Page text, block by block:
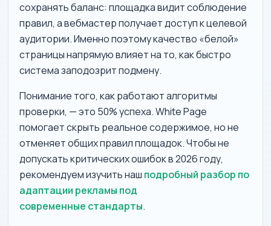
сохранять баланс: площадка видит соблюдение
правил, а вебмастер получает доступ к целевой
аудитории. Именно поэтому качество «белой»
страницы напрямую влияет на то, как быстро
система заподозрит подмену.
Понимание того, как работают алгоритмы
проверки, — это 50% успеха. White Page
помогает скрыть реальное содержимое, но не
отменяет общих правил площадок. Чтобы не
допускать критических ошибок в 2026 году,
рекомендуем изучить наш подробный разбор по
адаптации рекламы под
современные стандарты.